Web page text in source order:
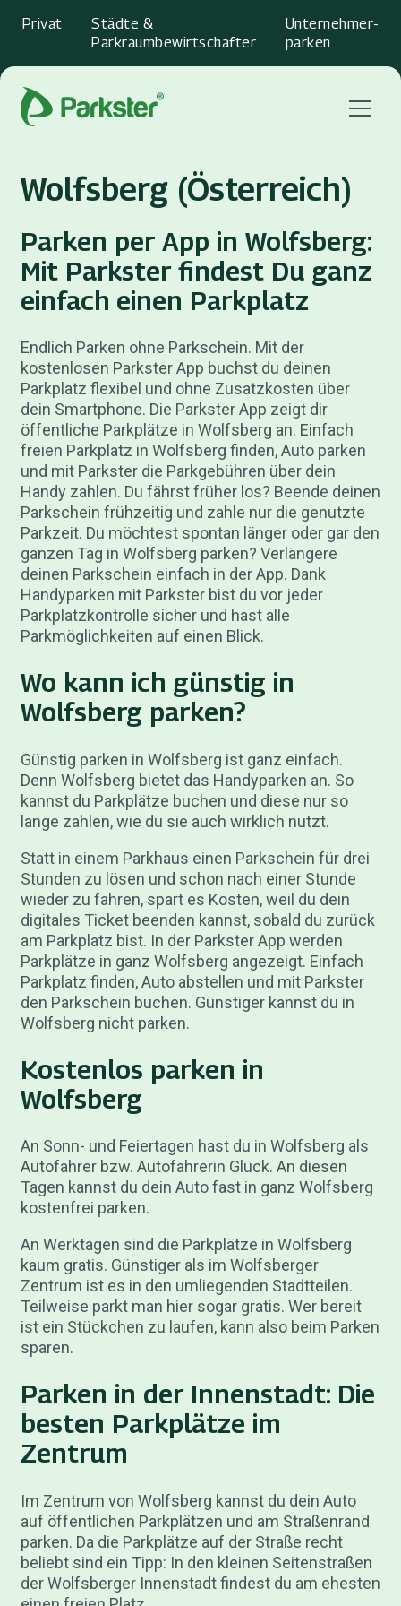
Privat
Städte &
Parkraumbewirtschafter
Unternehmer­
parken
Menu
Wolfsberg (Österreich)
Parken per App in Wolfsberg:
Mit Parkster findest Du ganz
einfach einen Parkplatz
Endlich Parken ohne Parkschein. Mit der
kostenlosen Parkster App buchst du deinen
Parkplatz flexibel und ohne Zusatzkosten über
dein Smartphone. Die Parkster App zeigt dir
öffentliche Parkplätze in Wolfsberg an. Einfach
freien Parkplatz in Wolfsberg finden, Auto parken
und mit Parkster die Parkgebühren über dein
Handy zahlen. Du fährst früher los? Beende deinen
Parkschein frühzeitig und zahle nur die genutzte
Parkzeit. Du möchtest spontan länger oder gar den
ganzen Tag in Wolfsberg parken? Verlängere
deinen Parkschein einfach in der App. Dank
Handyparken mit Parkster bist du vor jeder
Parkplatzkontrolle sicher und hast alle
Parkmöglichkeiten auf einen Blick.
Wo kann ich günstig in
Wolfsberg parken?
Günstig parken in Wolfsberg ist ganz einfach.
Denn Wolfsberg bietet das Handyparken an. So
kannst du Parkplätze buchen und diese nur so
lange zahlen, wie du sie auch wirklich nutzt.
Statt in einem Parkhaus einen Parkschein für drei
Stunden zu lösen und schon nach einer Stunde
wieder zu fahren, spart es Kosten, weil du dein
digitales Ticket beenden kannst, sobald du zurück
am Parkplatz bist. In der Parkster App werden
Parkplätze in ganz Wolfsberg angezeigt. Einfach
Parkplatz finden, Auto abstellen und mit Parkster
den Parkschein buchen. Günstiger kannst du in
Wolfsberg nicht parken.
Kostenlos parken in
Wolfsberg
An Sonn- und Feiertagen hast du in Wolfsberg als
Autofahrer bzw. Autofahrerin Glück. An diesen
Tagen kannst du dein Auto fast in ganz Wolfsberg
kostenfrei parken.
An Werktagen sind die Parkplätze in Wolfsberg
kaum gratis. Günstiger als im Wolfsberger
Zentrum ist es in den umliegenden Stadtteilen.
Teilweise parkt man hier sogar gratis. Wer bereit
ist ein Stückchen zu laufen, kann also beim Parken
sparen.
Parken in der Innenstadt: Die
besten Parkplätze im
Zentrum
Im Zentrum von Wolfsberg kannst du dein Auto
auf öffentlichen Parkplätzen und am Straßenrand
parken. Da die Parkplätze auf der Straße recht
beliebt sind ein Tipp: In den kleinen Seitenstraßen
der Wolfsberger Innenstadt findest du am ehesten